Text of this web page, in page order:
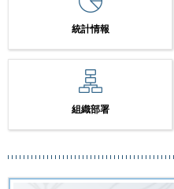
統計情報
組織部署